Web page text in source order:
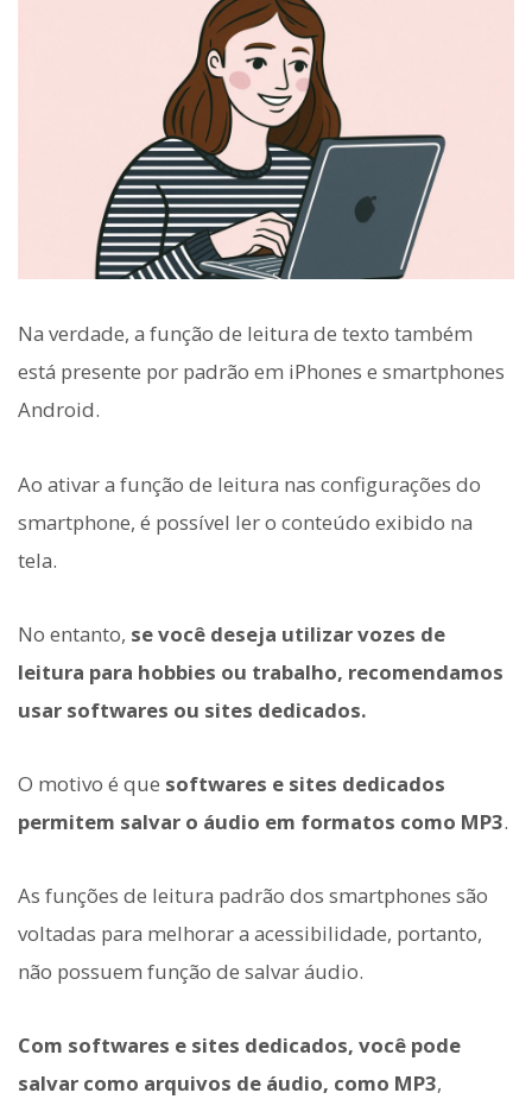
Na verdade, a função de leitura de texto também
está presente por padrão em iPhones e smartphones
Android.
Ao ativar a função de leitura nas configurações do
smartphone, é possível ler o conteúdo exibido na
tela.
No entanto, se você deseja utilizar vozes de
leitura para hobbies ou trabalho, recomendamos
usar softwares ou sites dedicados.
O motivo é que softwares e sites dedicados
permitem salvar o áudio em formatos como MP3.
As funções de leitura padrão dos smartphones são
voltadas para melhorar a acessibilidade, portanto,
não possuem função de salvar áudio.
Com softwares e sites dedicados, você pode
salvar como arquivos de áudio, como MP3,